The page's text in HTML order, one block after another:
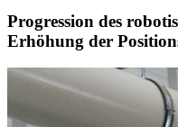
Progression des
Erhöhung der